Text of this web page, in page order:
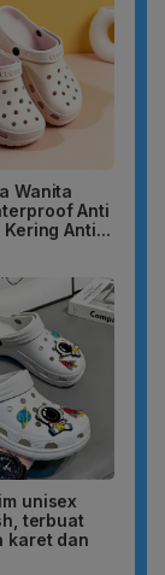
Wanita
Anti
Anti...
unisex
terbuat
karet dan